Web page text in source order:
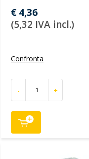
€ 4,36
(5,32 IVA incl.)
Confronta
- +